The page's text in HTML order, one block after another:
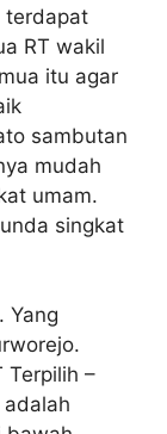
terdapat
RT wakil
itu agar
sambutan
mudah
umam.
singkat
Yang
Terpilih –